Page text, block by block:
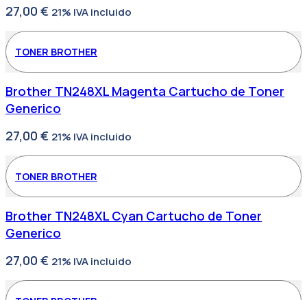
27,00 € 21% IVA incluido
TONER BROTHER
Brother TN248XL Magenta Cartucho de Toner
Generico
27,00 € 21% IVA incluido
TONER BROTHER
Brother TN248XL Cyan Cartucho de Toner
Generico
27,00 € 21% IVA incluido